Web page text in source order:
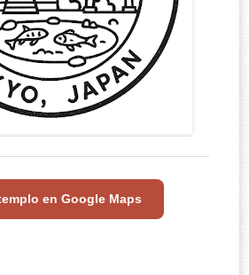
en Google Maps